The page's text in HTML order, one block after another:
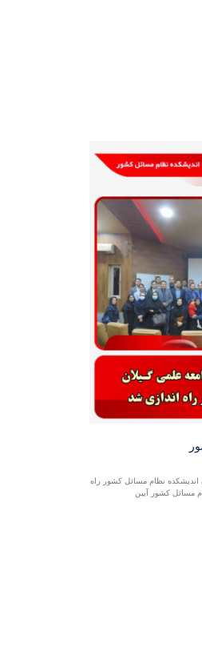
اندیشکده نظام مسائل کشور راه
مسائل کشور آیین